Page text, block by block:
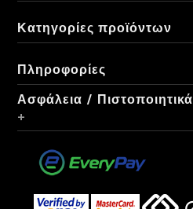
Κατηγορίες προϊόντων
Πληροφορίες
Ασφάλεια / Πιστοποιητικά
+